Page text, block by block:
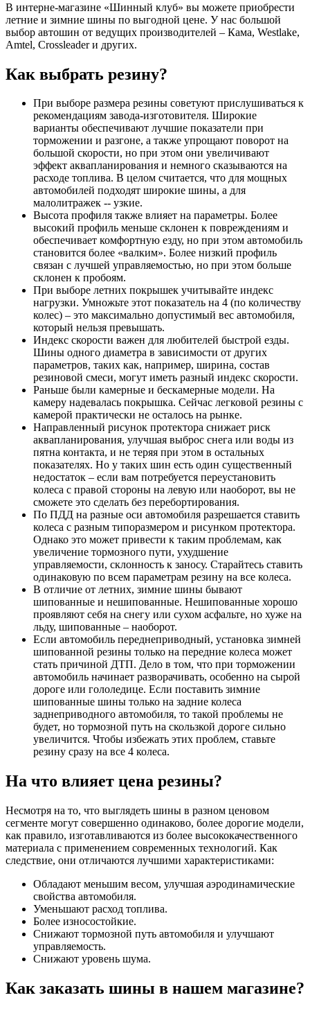
В интерне-магазине «Шинный клуб» вы можете приобрести
летние и зимние шины по выгодной цене. У нас большой
выбор автошин от ведущих производителей – Кама, Westlake,
Amtel, Crossleader и других.
Как выбрать резину?
При выборе размера резины советуют прислушиваться к
рекомендациям завода-изготовителя. Широкие
варианты обеспечивают лучшие показатели при
торможении и разгоне, а также упрощают поворот на
большой скорости, но при этом они увеличивают
эффект аквапланирования и немного сказываются на
расходе топлива. В целом считается, что для мощных
автомобилей подходят широкие шины, а для
малолитражек -- узкие.
Высота профиля также влияет на параметры. Более
высокий профиль меньше склонен к повреждениям и
обеспечивает комфортную езду, но при этом автомобиль
становится более «валким». Более низкий профиль
связан с лучшей управляемостью, но при этом больше
склонен к пробоям.
При выборе летних покрышек учитывайте индекс
нагрузки. Умножьте этот показатель на 4 (по количеству
колес) – это максимально допустимый вес автомобиля,
который нельзя превышать.
Индекс скорости важен для любителей быстрой езды.
Шины одного диаметра в зависимости от других
параметров, таких как, например, ширина, состав
резиновой смеси, могут иметь разный индекс скорости.
Раньше были камерные и бескамерные модели. На
камеру надевалась покрышка. Сейчас легковой резины с
камерой практически не осталось на рынке.
Направленный рисунок протектора снижает риск
аквапланирования, улучшая выброс снега или воды из
пятна контакта, и не теряя при этом в остальных
показателях. Но у таких шин есть один существенный
недостаток – если вам потребуется переустановить
колеса с правой стороны на левую или наоборот, вы не
сможете это сделать без перебортирования.
По ПДД на разные оси автомобиля разрешается ставить
колеса с разным типоразмером и рисунком протектора.
Однако это может привести к таким проблемам, как
увеличение тормозного пути, ухудшение
управляемости, склонность к заносу. Старайтесь ставить
одинаковую по всем параметрам резину на все колеса.
В отличие от летних, зимние шины бывают
шипованные и нешипованные. Нешипованные хорошо
проявляют себя на снегу или сухом асфальте, но хуже на
льду, шипованные – наоборот.
Если автомобиль переднеприводный, установка зимней
шипованной резины только на передние колеса может
стать причиной ДТП. Дело в том, что при торможении
автомобиль начинает разворачивать, особенно на сырой
дороге или гололедице. Если поставить зимние
шипованные шины только на задние колеса
заднеприводного автомобиля, то такой проблемы не
будет, но тормозной путь на скользкой дороге сильно
увеличится. Чтобы избежать этих проблем, ставьте
резину сразу на все 4 колеса.
На что влияет цена резины?
Несмотря на то, что выглядеть шины в разном ценовом
сегменте могут совершенно одинаково, более дорогие модели,
как правило, изготавливаются из более высококачественного
материала с применением современных технологий. Как
следствие, они отличаются лучшими характеристиками:
Обладают меньшим весом, улучшая аэродинамические
свойства автомобиля.
Уменьшают расход топлива.
Более износостойкие.
Снижают тормозной путь автомобиля и улучшают
управляемость.
Снижают уровень шума.
Как заказать шины в нашем магазине?